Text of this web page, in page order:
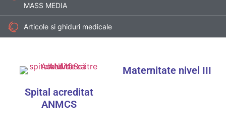
MASS MEDIA
Articole si ghiduri medicale
Spital acreditat
ANMCS
Maternitate nivel III